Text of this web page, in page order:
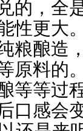
的，全
性更大
粮酿造
原料的
等等过
口感会